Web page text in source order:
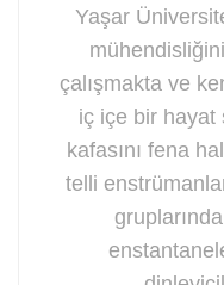
Yaşar
çalışmakta ve
iç içe bir hayat
kafasını fena
telli